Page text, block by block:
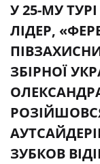
У 25-МУ
ЛІДЕР,
ЗБІРНОЇ
ЗУБКОВ